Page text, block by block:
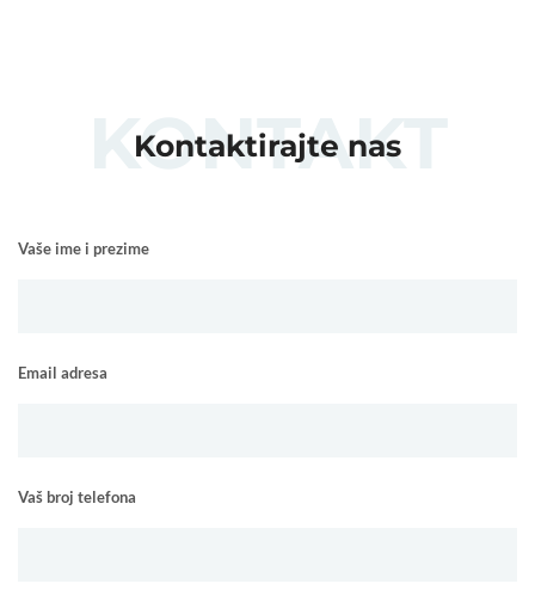
Kontaktirajte nas
KONTAKT
Vaše ime i prezime
Email adresa
Vaš broj telefona